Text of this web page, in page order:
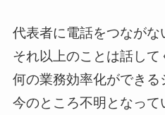
代表者に電話をつながな
それ以上のことは話して
何の業務効率化ができる
今のところ不明となって